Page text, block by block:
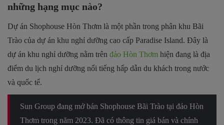
những hạng mục nào?
Dự án Shophouse Hòn Thơm là một phần trong phân khu Bãi
Trào của dự án khu nghỉ dưỡng cao cấp Paradise Island. Đây là
dự án khu nghỉ dưỡng nằm trên đảo Hòn Thơm hiện đang là địa
điểm du lịch nghỉ dưỡng nổi tiếng hấp dẫn du khách trong nước
và quốc tế.
Sun Group đang mở bán Shophouse Bãi Trào tại đảo Hòn
Thơm trong năm 2023. Đã có thông tin giá bán và chính